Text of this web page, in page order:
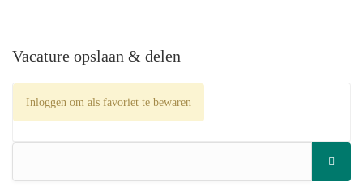
Vacature opslaan & delen
Inloggen om als favoriet te bewaren